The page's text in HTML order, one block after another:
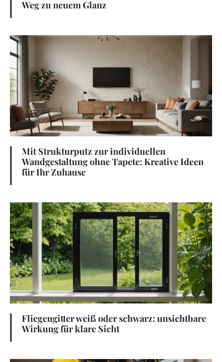
Weg zu neuem Glanz
Mit Strukturputz zur individuellen
Wandgestaltung ohne Tapete: Kreative Ideen
für Ihr Zuhause
Fliegengitter weiß oder schwarz: unsichtbare
Wirkung für klare Sicht